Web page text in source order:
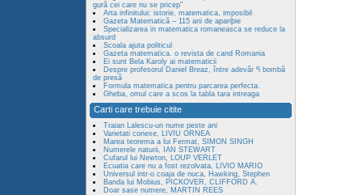
gurã cei care nu se pricep"
Arta infinitului: istorie, matematica, imposibil
Gazeta Matematicã – 115 ani de apariþie
Specializarea in matematica romaneasca se reduce la
absurd
Scoala ajuta politicul
Gazeta matematica. o revista de cand Romania
Ei sunt Bela Karoly ai matematicii
Despre profesorul Daniel Breaz, între adevãr ºi bombã
de presã
Formula matematica pentru parcarea perfecta.
Gheba, omul care a scos la tabla tara intreaga
Carti care trebuie citite
Traian Lalescu-un nume peste ani
Varietati conexe, LIVIU ORNEA
Marea teorema a lui Fermat, SIMON SINGH
Numerele naturii, IAN STEWART
Cufarul lui Newton, LOUP VERLET
Ecuatia care nu a fost rezolvata, LIVIO MARIO
Universul intr-o coaja de nuca, Hawking, Stephen
Banda lui Mobius, PICKOVER, CLIFFORD A.
Doar sase numere, MARTIN REES